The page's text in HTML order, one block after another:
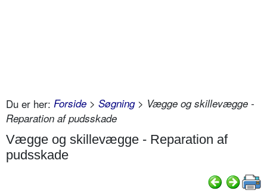
Du er her: Forside > Søgning> Vægge og skillevægge -
Reparation af pudsskade
Vægge og skillevægge - Reparation af
pudsskade